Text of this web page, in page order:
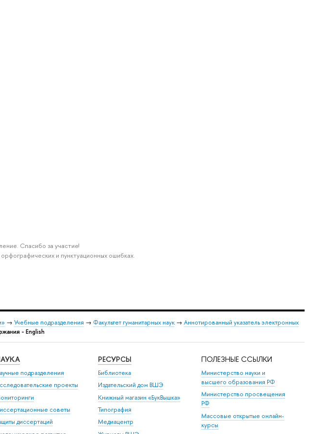
Спасибо за участие!
и пунктуационных ошибках.
→ Учебные подразделения → Факультет гуманитарных наук → Аннотированный указатель электронных
- English
подразделения
проекты
советы
диссертаций
РЕСУРСЫ
Библиотека
Издательский дом ВШЭ
Книжный магазин «БукВышка»
Типография
Медиацентр
ПОЛЕЗНЫЕ ССЫЛКИ
Министерство науки и
высшего образования РФ
Министерство просвещения
РФ
Массовые открытые онлайн-
курсы